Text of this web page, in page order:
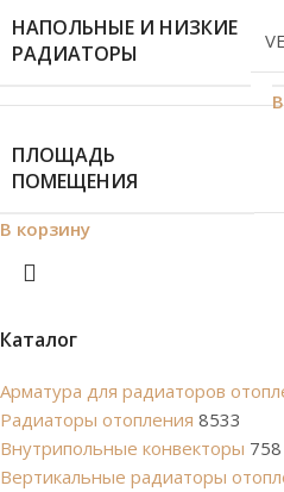
Каталог
Арматура для радиаторов
Радиаторы отопления 8533
Внутрипольные конвекторы 758
Вертикальные радиаторы
НАПОЛЬНЫЕ И НИЗКИЕ
РАДИАТОРЫ
ПЛОЩАДЬ
ПОМЕЩЕНИЯ
В корзину